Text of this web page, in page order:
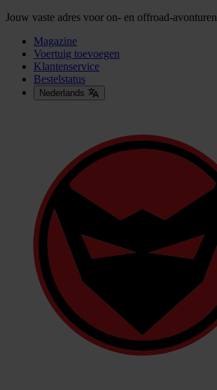
Jouw vaste adres voor on- en offroad-avonturen
Magazine
Voertuig toevoegen
Klantenservice
Bestelstatus
Nederlands